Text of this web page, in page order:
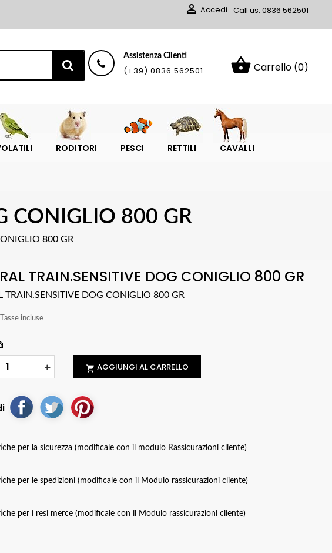
 Accedi Call us: 0836 562501
shopping_basket Carrello (0)
Assistenza Clienti
(+39) 0836 562501
RODITORI PESCI RETTILI CAVALLI
CONIGLIO 800 GR
800 GR
TRAIN.SENSITIVE DOG CONIGLIO 800 GR
TRAIN.SENSITIVE DOG CONIGLIO 800 GR
Tasse incluse
 AGGIUNGI AL CARRELLO
per la sicurezza (modificale con il modulo Rassicurazioni cliente)
per le spedizioni (modificale con il Modulo rassicurazioni cliente)
per i resi merce (modificale con il Modulo rassicurazioni cliente)